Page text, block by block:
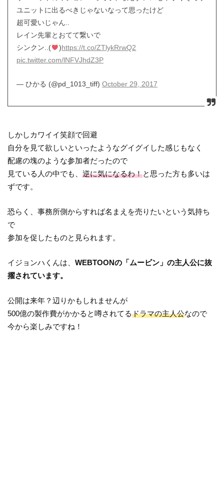
ユニットに出るべきじゃないなって思ったけど
超可愛いじゃん..
レイン先輩とおてて繋いで
シンクン..(
)https://t.co/ZTlykRrwQ2
pic.twitter.com/lNFVJhdZ3P
— ひかる (@pd_1013_tiff) October 29, 2017
しかしカワイイ笑顔で回避
自分を見て欲しいといったようなグイグイした感じもなく
配慮の塊のような参加者だったので
見ている人の中でも、逆に気になるわ！と思った方も多いは
ずです。
恐らく、事務所側からすれば名まえを売りたいという気持ち
で
参加を促したものと見られます。
イジョンハくんは、WEBTOONの「ムービン」の主人公に抜
擢されています。
公開は来年？辺りかもしれませんが
500億の製作費がかかると噂されてるドラマの主人公なので
今から楽しみですね！